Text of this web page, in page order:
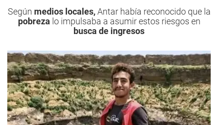
Según medios locales,Antar había reconocido que la
pobreza lo impulsaba a asumir estos riesgos en
busca de ingresos